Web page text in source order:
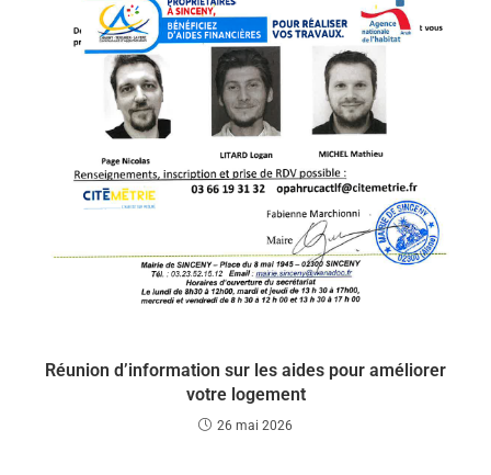
Réunion d’information sur les aides pour améliorer
votre logement
26 mai 2026